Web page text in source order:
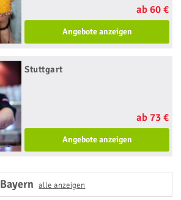
ab 60 €
Angebote anzeigen
Stuttgart
ab 73 €
Angebote anzeigen
Bayernalle anzeigen